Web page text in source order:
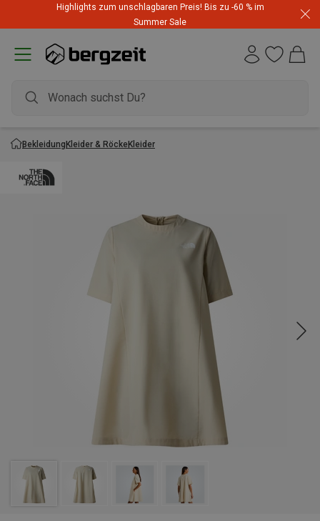
Highlights zum unschlagbaren Preis! Bis zu -60 % im
Summer Sale
BekleidungKleider & RöckeKleider